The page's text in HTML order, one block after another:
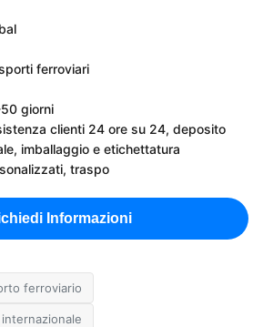
ferroviari
giorni
clienti 24 ore su 24, deposito
imballaggio e etichettatura
traspo
Informazioni
ferroviario